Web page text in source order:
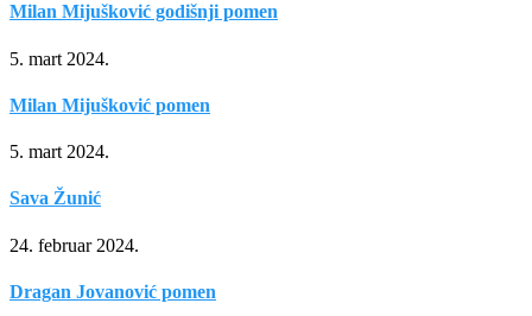
Milan Mijušković godišnji pomen
5. mart 2024.
Milan Mijušković pomen
5. mart 2024.
Sava Žunić
24. februar 2024.
Dragan Jovanović pomen